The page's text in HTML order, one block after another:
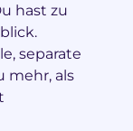
hast zu
separate
mehr, als